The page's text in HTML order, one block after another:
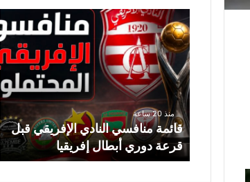
ق
ا
ئ
م
ة
م
ن
ا
ف
س
ي
منذ 20 ساعة
قائمة منافسي النادي الإفريقي قبل
قرعة دوري أبطال إفريقيا